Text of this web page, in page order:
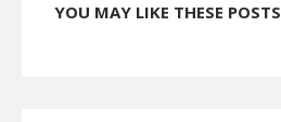
YOU MAY LIKE THESE POSTS